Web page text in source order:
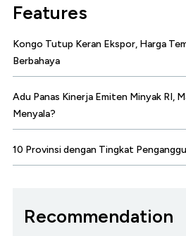
Features
Kongo Tutup Keran Ekspor, Harga
Berbahaya
Adu Panas Kinerja Emiten Minyak RI,
Menyala?
10 Provinsi dengan Tingkat
Recommendation